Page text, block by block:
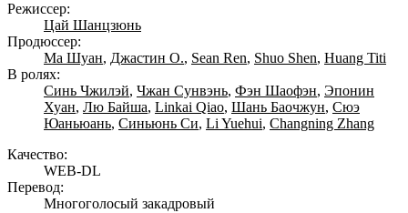
Режиссер:
Цай Шанцзюнь
Продюссер:
Ма Шуан, Джастин О., Sean Ren, Shuo Shen, Huang Titi
В ролях:
Синь Чжилэй, Чжан Сунвэнь, Фэн Шаофэн, Эпонин
Хуан, Лю Байша, Linkai Qiao, Шань Баочжун, Сюэ
Юаньюань, Синьюнь Си, Li Yuehui, Changning Zhang
Качество:
WEB-DL
Перевод:
Многоголосый закадровый